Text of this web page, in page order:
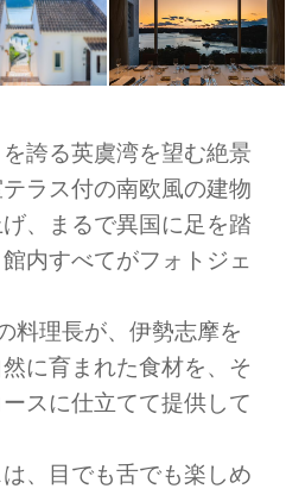
誇る英虞湾を望む絶景
ラス付の南欧風の建物
、まるで異国に足を踏
内すべてがフォトジェ
料理長が、伊勢志摩を
に育まれた食材を、そ
スに仕立てて提供して
、目でも舌でも楽しめ